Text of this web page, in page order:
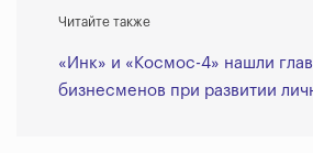
Читайте также
«Инк» и «Космос-4» нашли
бизнесменов при развитии